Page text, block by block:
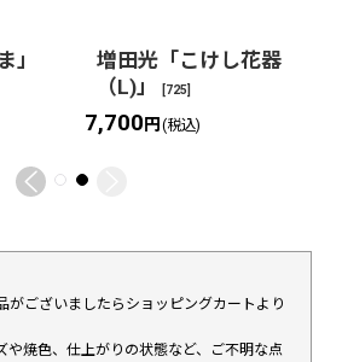
」
増田光「こけし花器
（L)」
[725]
7,700円 (税込)
がございましたらショッピングカートより
焼色、仕上がりの状態など、ご不明な点